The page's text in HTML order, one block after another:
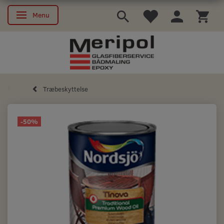
Skifte navigation
Menu
Træbeskyttelse
-50%